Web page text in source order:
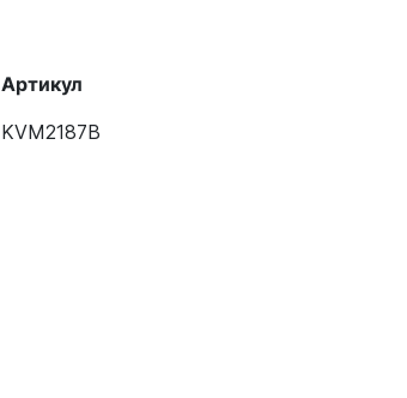
Артикул
KVM2187B